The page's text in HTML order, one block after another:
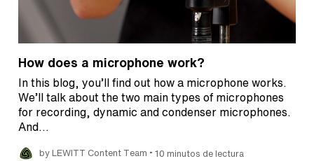
How does a microphone work?
In this blog, you’ll find out how a microphone works.
We’ll talk about the two main types of microphones
for recording, dynamic and condenser microphones.
And…
by LEWITT Content Team • 10 minutos de lectura